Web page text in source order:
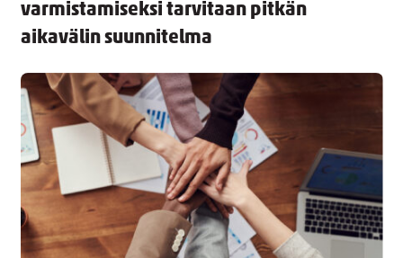
varmistamiseksi tarvitaan pitkän
aikavälin suunnitelma